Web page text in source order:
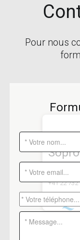
Pour nous
Rue du
+41 22 732